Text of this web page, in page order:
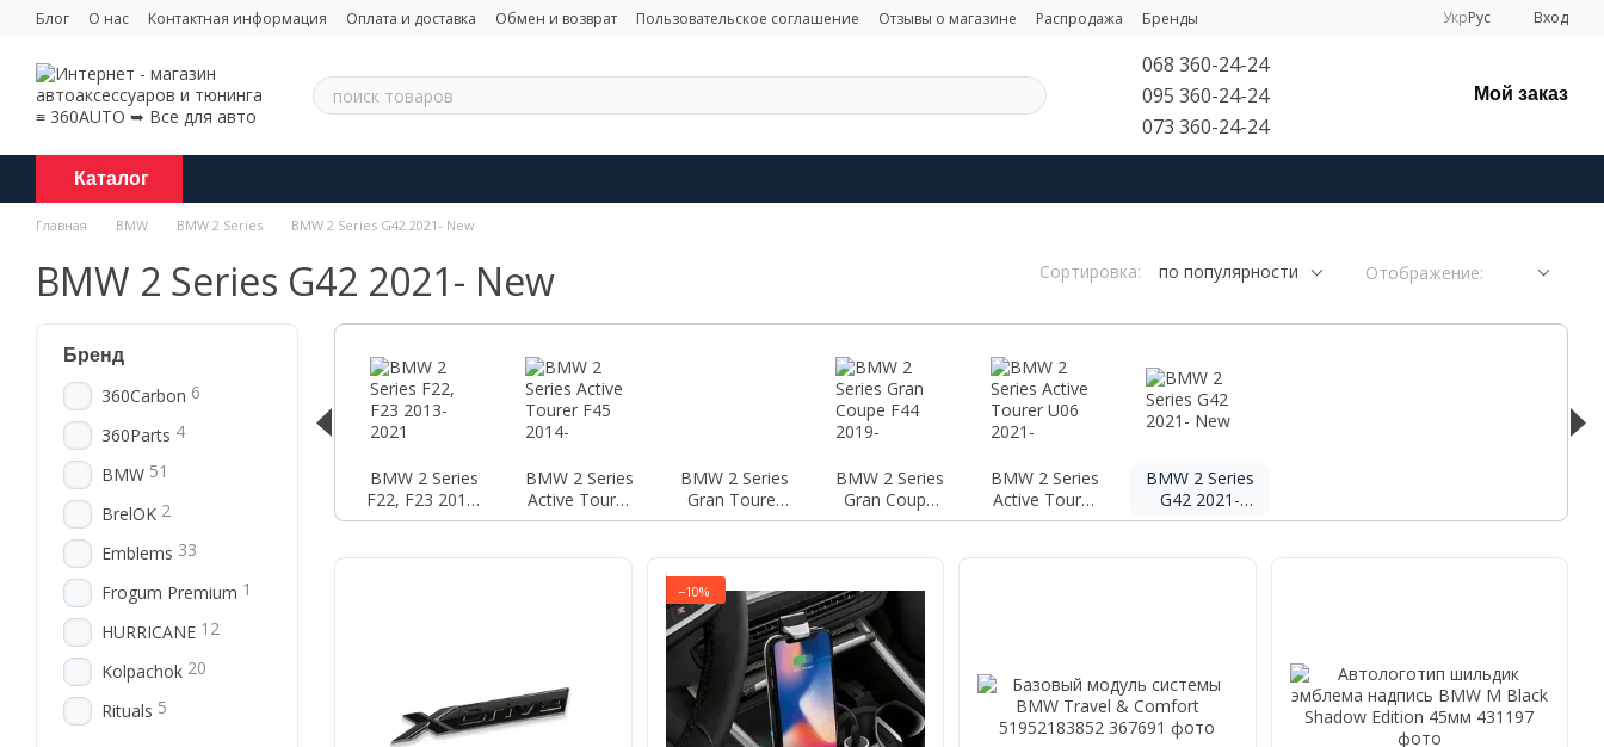
Перейти к основному контенту
Блог О нас Контактная информация Оплата и доставка Обмен и возврат Пользовательское соглашение Отзывы о магазине Распродажа Бренды УкрРус Вход
068 360-24-24
095 360-24-24
073 360-24-24
Мой заказ
Каталог
Главная BMW BMW 2 Series BMW 2 Series G42 2021- New
BMW 2 Series G42 2021- New Сортировка: по популярности Отображение:
BMW 2 Series
F22, F23 2013-
2021
BMW 2 Series
Active Tourer
F45 2014-
BMW 2 Series
Gran Tourer
F46 2014-
BMW 2 Series
Gran Coupe
F44 2019-
BMW 2 Series
Active Tourer
U06 2021-
BMW 2 Series
G42 2021-
New
−10%
Бренд
360Carbon 6
360Parts 4
BMW 51
BrelOK 2
Emblems 33
Frogum Premium 1
HURRICANE 12
Kolpachok 20
Rituals 5